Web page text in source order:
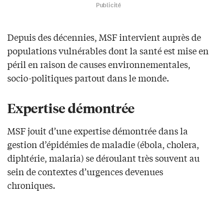
Publicité
Depuis des décennies, MSF intervient auprès de
populations vulnérables dont la santé est mise en
péril en raison de causes environnementales,
socio-politiques partout dans le monde.
Expertise démontrée
MSF jouit d’une expertise démontrée dans la
gestion d’épidémies de maladie (ébola, cholera,
diphtérie, malaria) se déroulant très souvent au
sein de contextes d’urgences devenues
chroniques.